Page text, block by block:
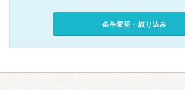
条件変更・絞り込み